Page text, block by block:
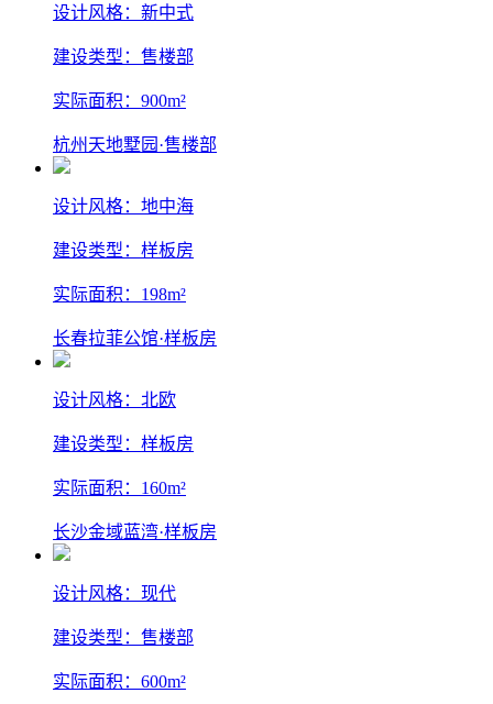
设计风格：新中式
建设类型：售楼部
实际面积：900m²
杭州天地墅园·售楼部
设计风格：地中海
建设类型：样板房
实际面积：198m²
长春拉菲公馆·样板房
设计风格：北欧
建设类型：样板房
实际面积：160m²
长沙金域蓝湾·样板房
设计风格：现代
建设类型：售楼部
实际面积：600m²